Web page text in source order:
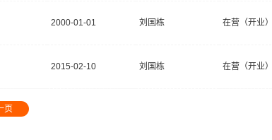
2000-01-01 刘国栋 在营（开业）
2015-02-10 刘国栋 在营（开业）
页